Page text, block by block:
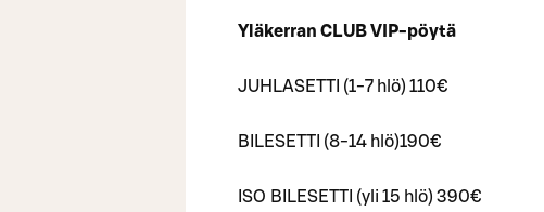
Yläkerran CLUB VIP-pöytä
JUHLASETTI (1-7 hlö) 110€
BILESETTI (8-14 hlö)190€
ISO BILESETTI (yli 15 hlö) 390€